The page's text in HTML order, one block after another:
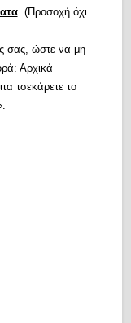
(Προσοχή όχι
σας, ώστε να μη
Αρχικά
τσεκάρετε το